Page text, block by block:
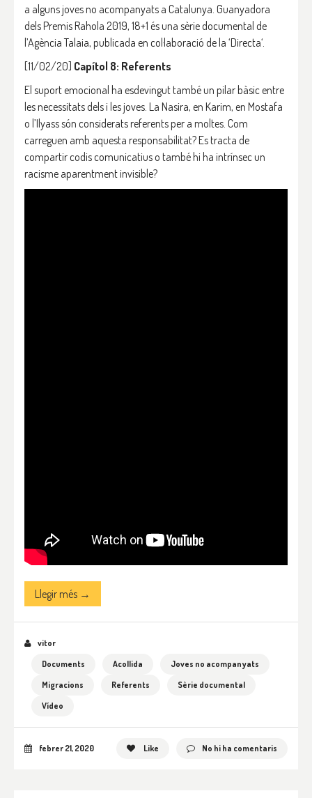
a alguns joves no acompanyats a Catalunya. Guanyadora
dels Premis Rahola 2019, 18+1 és una sèrie documental de
l’Agència Talaia, publicada en col·laboració de la ‘Directa‘.
[11/02/20] Capítol 8: Referents
El suport emocional ha esdevingut també un pilar bàsic entre
les necessitats dels i les joves. La Nasira, en Karim, en Mostafa
o l’Ilyass són considerats referents per a moltes. Com
carreguen amb aquesta responsabilitat? Es tracta de
compartir codis comunicatius o també hi ha intrínsec un
racisme aparentment invisible?
Llegir més →
vitor
Documents
Acollida
Joves no acompanyats
Migracions
Referents
Sèrie documental
Vídeo
febrer 21, 2020 Like No hi ha comentaris